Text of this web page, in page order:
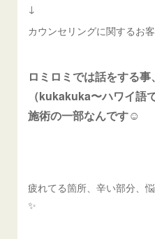
↓
カウンセリングに関するお
ロミロミでは話をする事、
（kukakuka〜ハワイ語
施術の一部なんです☺️
疲れてる箇所、辛い部分、
✨